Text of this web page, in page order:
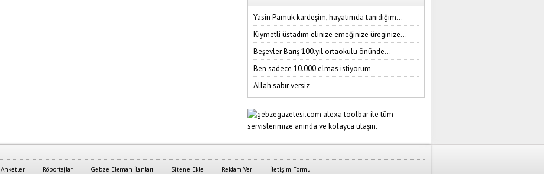
Yasin Pamuk kardeşim, hayatımda tanıdığım...
Kıymetli üstadım elinize emeğinize üreginize...
Beşevler Barış 100.yıl ortaokulu önünde...
Ben sadece 10.000 elmas istiyorum
Allah sabır versiz
Anketler Röportajlar Gebze Eleman İlanları Sitene Ekle Reklam Ver İletişim Formu